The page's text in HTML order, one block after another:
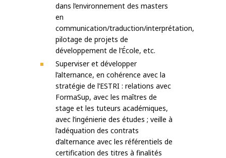
dans l’environnement des masters
en
communication/traduction/interprétation,
pilotage de projets de
développement de l’École, etc.
Superviser et développer
l’alternance, en cohérence avec la
stratégie de l’ESTRI : relations avec
FormaSup, avec les maîtres de
stage et les tuteurs académiques,
avec l’ingénierie des études ; veille à
l’adéquation des contrats
d’alternance avec les référentiels de
certification des titres à finalités